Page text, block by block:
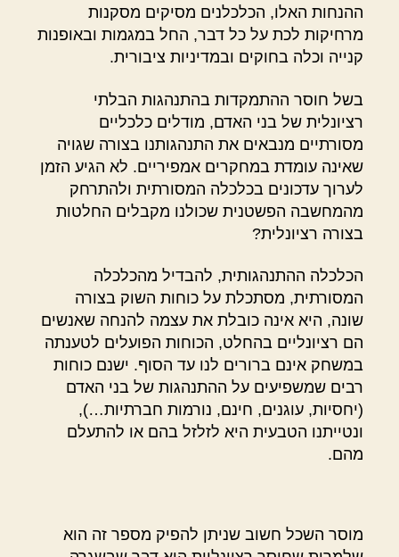
ההנחות האלו, הכלכלנים מסיקים מסקנות
מרחיקות לכת על כל דבר, החל במגמות ובאופנות
קנייה וכלה בחוקים ובמדיניות ציבורית.
בשל חוסר ההתמקדות בהתנהגות הבלתי
רציונלית של בני האדם, מודלים כלכליים
מסורתיים מנבאים את התנהגותנו בצורה שגויה
שאינה עומדת במחקרים אמפיריים. לא הגיע הזמן
לערוך עדכונים בכלכלה המסורתית ולהתרחק
מהמחשבה הפשטנית שכולנו מקבלים החלטות
בצורה רציונלית?
הכלכלה ההתנהגותית, להבדיל מהכלכלה
המסורתית, מסתכלת על כוחות השוק בצורה
שונה, היא אינה כובלת את עצמה להנחה שאנשים
הם רציונליים בהחלט, הכוחות הפועלים לטענתה
במשחק אינם ברורים לנו עד הסוף. ישנם כוחות
רבים שמשפיעים על ההתנהגות של בני האדם
(יחסיות, עוגנים, חינם, נורמות חברתיות…),
ונטייתנו הטבעית היא לזלזל בהם או להתעלם
מהם.
מוסר השכל חשוב שניתן להפיק מספר זה הוא